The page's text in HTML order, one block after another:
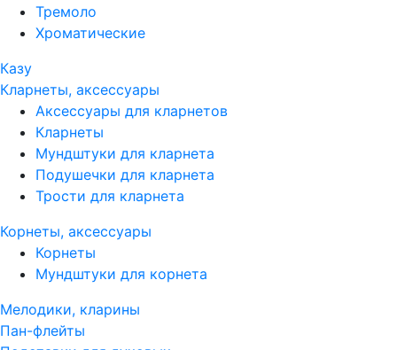
Тремоло
Хроматические
Казу
Кларнеты, аксессуары
Аксессуары для кларнетов
Кларнеты
Мундштуки для кларнета
Подушечки для кларнета
Трости для кларнета
Корнеты, аксессуары
Корнеты
Мундштуки для корнета
Мелодики, кларины
Пан-флейты